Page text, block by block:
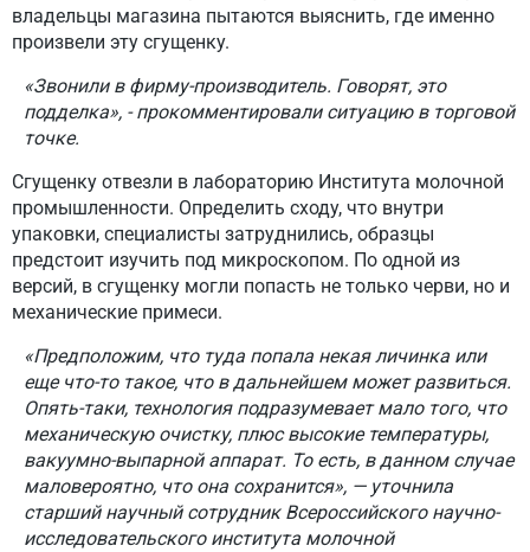
владельцы магазина пытаются выяснить, где именно
произвели эту сгущенку.
«Звонили в фирму-производитель. Говорят, это
подделка», - прокомментировали ситуацию в торговой
точке.
Сгущенку отвезли в лабораторию Института молочной
промышленности. Определить сходу, что внутри
упаковки, специалисты затруднились, образцы
предстоит изучить под микроскопом. По одной из
версий, в сгущенку могли попасть не только черви, но и
механические примеси.
«Предположим, что туда попала некая личинка или
еще что-то такое, что в дальнейшем может развиться.
Опять-таки, технология подразумевает мало того, что
механическую очистку, плюс высокие температуры,
вакуумно-выпарной аппарат. То есть, в данном случае
маловероятно, что она сохранится», — уточнила
старший научный сотрудник Всероссийского научно-
исследовательского института молочной